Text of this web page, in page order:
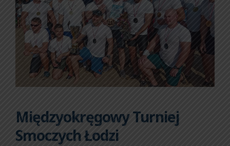
Międzyokręgowy Turniej
Smoczych Łodzi